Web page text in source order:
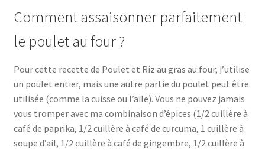
Comment assaisonner parfaitement
le poulet au four ?
Pour cette recette de Poulet et Riz au gras au four, j’utilise
un poulet entier, mais une autre partie du poulet peut être
utilisée (comme la cuisse ou l’aile). Vous ne pouvez jamais
vous tromper avec ma combinaison d’épices (1/2 cuillère à
café de paprika, 1/2 cuillère à café de curcuma, 1 cuillère à
soupe d’ail, 1/2 cuillère à café de gingembre, 1/2 cuillère à